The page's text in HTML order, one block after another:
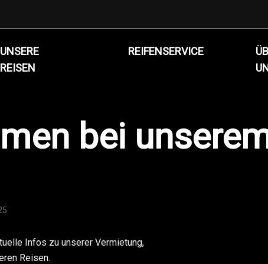
UNSERE
REISEN
REIFENSERVICE
bei
Infos zu unserer Vermietung,
Reisen.